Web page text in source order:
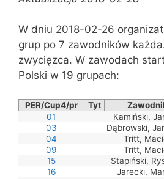
W dniu 2018-02-26
grup po 7 zawodników
zwycięzca. W zawodach
Polski w 19 grupach:
PER/Cup4/pr Tyt
01
Kamiński,
03
Dąbrowski,
04
Tritt,
09
Tritt,
15
Stapiński,
16
Jarecki,